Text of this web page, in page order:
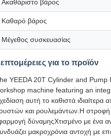
Ακαθάριστο βάρος
Καθαρό βάρος
Μέγεθος συσκευασίας
για το προϊόν
YEEDA 20T Cylinder and
machine featuring an
αυτή το καθιστά ιδιαίτερα
και ρουλεμάντων.Η στροφή
δύναμηςΧτισμένο με ένα
μακροχρόνια αντοχή με